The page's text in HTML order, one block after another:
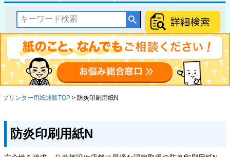
プリンター用紙通販TOP 防炎印刷用紙N
防炎印刷用紙N